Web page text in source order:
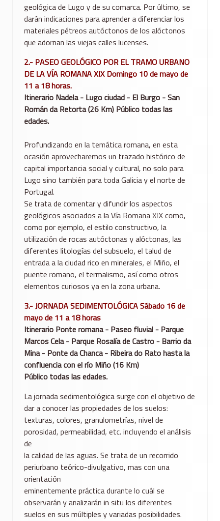
geológica de Lugo y de su comarca. Por último, se
darán indicaciones para aprender a diferenciar los
materiales pétreos autóctonos de los alóctonos
que adornan las viejas calles lucenses.
2.- PASEO GEOLÓGICO POR EL TRAMO URBANO
DE LA VÍA ROMANA XIX Domingo 10 de mayo de
11 a 18 horas.
Itinerario Nadela - Lugo ciudad - El Burgo - San
Román da Retorta (26 Km) Público todas las
edades.
Profundizando en la temática romana, en esta
ocasión aprovecharemos un trazado histórico de
capital importancia social y cultural, no solo para
Lugo sino también para toda Galicia y el norte de
Portugal.
Se trata de comentar y difundir los aspectos
geológicos asociados a la Vía Romana XIX como,
como por ejemplo, el estilo constructivo, la
utilización de rocas autóctonas y alóctonas, las
diferentes litologías del subsuelo, el talud de
entrada a la ciudad rico en minerales, el Miño, el
puente romano, el termalismo, así como otros
elementos curiosos ya en la zona urbana.
3.- JORNADA SEDIMENTOLÓGICA Sábado 16 de
mayo de 11 a 18 horas
Itinerario Ponte romana - Paseo fluvial - Parque
Marcos Cela - Parque Rosalía de Castro - Barrio da
Mina - Ponte da Chanca - Ribeira do Rato hasta la
confluencia con el río Miño (16 Km)
Público todas las edades.
La jornada sedimentológica surge con el objetivo de
dar a conocer las propiedades de los suelos:
texturas, colores, granulometrías, nivel de
porosidad, permeabilidad, etc. incluyendo el análisis
de
la calidad de las aguas. Se trata de un recorrido
periurbano teórico-divulgativo, mas con una
orientación
eminentemente práctica durante lo cuál se
observarán y analizarán in situ los diferentes
suelos en sus múltiples y variadas posibilidades.